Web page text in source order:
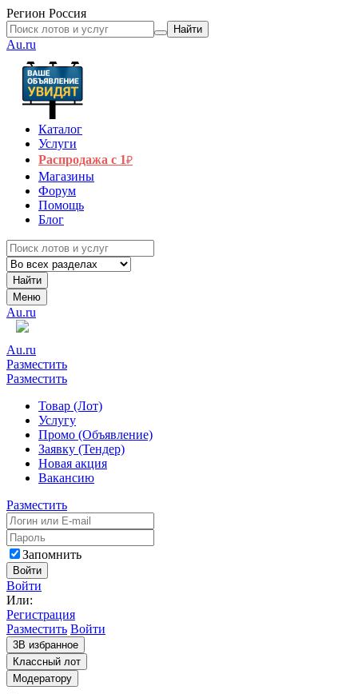
Регион Россия
Найти
Au.ru
Каталог
Услуги
Распродажа с 1₽
Магазины
Форум
Помощь
Блог
Найти
Меню
Au.ru
Au.ru
Разместить
Разместить
Товар (Лот)
Услугу
Промо (Объявление)
Заявку (Тендер)
Новая акция
Вакансию
Разместить
Запомнить
Войти
Войти
Или:
Регистрация
Разместить Войти
3В избранное
Классный лот
Модератору